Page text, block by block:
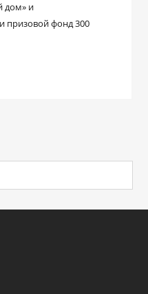
дом» и
призовой фонд 300